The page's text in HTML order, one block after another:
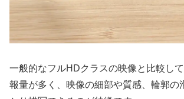
一般的なフルHDクラスの映像と比較し
報量が多く、映像の細部や質感、輪郭の